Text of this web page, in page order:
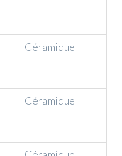
Céramique
Céramique